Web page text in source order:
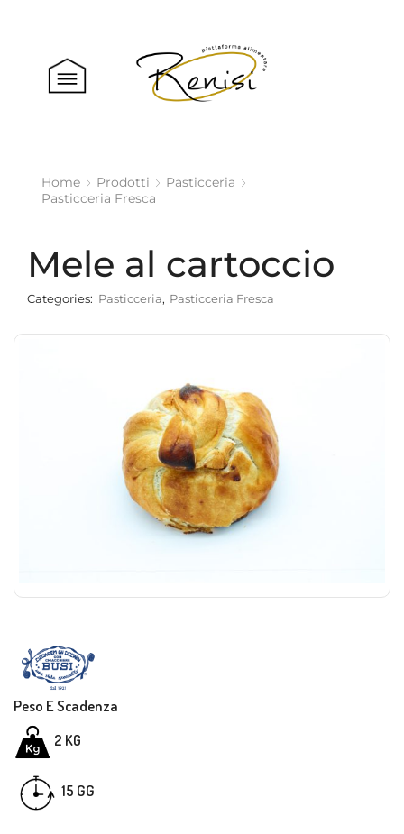
Home Prodotti
Pasticceria
Pasticceria Fresca
Mele al cartoccio
Categories: Pasticceria, Pasticceria Fresca
Peso E Scadenza
2 KG
15 GG